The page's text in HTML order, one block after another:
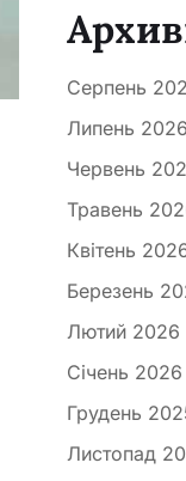
Серпень
Липень 2026
Червень
Травень
Квітень
Березень
Лютий 2026
Січень 2026
Грудень
Листопад